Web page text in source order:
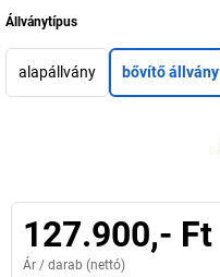
Állványtípus
alapállvány bővítő állvány
127.900,- Ft
Ár / darab (nettó)